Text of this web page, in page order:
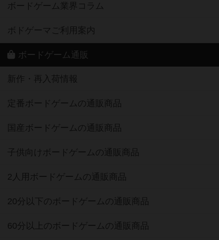
ボードゲーム業界コラム
ボドゲーマご利用案内
ボードゲーム通販
新作・再入荷情報
定番ボードゲームの通販商品
国産ボードゲームの通販商品
子供向けボードゲームの通販商品
2人用ボードゲームの通販商品
20分以下のボードゲームの通販商品
60分以上のボードゲームの通販商品